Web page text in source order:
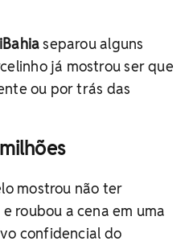
iBahiaseparou alguns
já mostrou ser que
ou por trás das
mostrou não ter
roubou a cena em uma
confidencial do